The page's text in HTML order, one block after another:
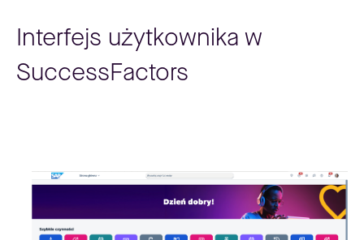
Interfejs użytkownika w
SuccessFactors